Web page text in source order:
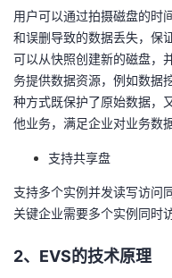
程
认
证
的
实
验
我
的
收
持
建
议
用户可以通过拍摄磁盘的时
和误删导致的数据丢失，保
可以从快照创建新的磁盘，
务提供数据资源，例如数据
种方式既保护了原始数据，
他业务，满足企业对业务数
支持共享盘
支持多个实例并发读写访问
关键企业需要多个实例同时
2、 EVS的技术原理